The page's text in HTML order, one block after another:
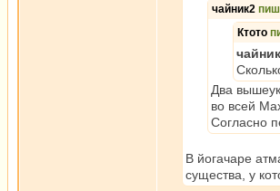
чайник2
Ктото
Два
во всей
Согласно
В йогачаре
существа, у